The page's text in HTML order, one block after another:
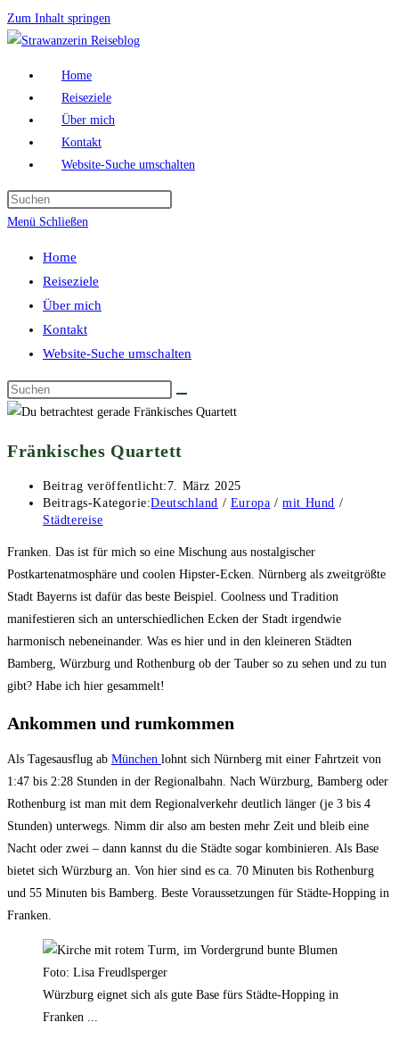
Zum Inhalt springen
Home
Reiseziele
Über mich
Kontakt
Website-Suche umschalten
Menü Schließen
Home
Reiseziele
Über mich
Kontakt
Website-Suche umschalten
Fränkisches Quartett
Beitrag veröffentlicht: 7. März 2025
Beitrags-Kategorie:Deutschland / Europa / mit Hund /
Städtereise
Franken. Das ist für mich so eine Mischung aus nostalgischer
Postkartenatmosphäre und coolen Hipster-Ecken. Nürnberg als zweitgrößte
Stadt Bayerns ist dafür das beste Beispiel. Coolness und Tradition
manifestieren sich an unterschiedlichen Ecken der Stadt irgendwie
harmonisch nebeneinander. Was es hier und in den kleineren Städten
Bamberg, Würzburg und Rothenburg ob der Tauber so zu sehen und zu tun
gibt? Habe ich hier gesammelt!
Ankommen und rumkommen
Als Tagesausflug ab München lohnt sich Nürnberg mit einer Fahrtzeit von
1:47 bis 2:28 Stunden in der Regionalbahn. Nach Würzburg, Bamberg oder
Rothenburg ist man mit dem Regionalverkehr deutlich länger (je 3 bis 4
Stunden) unterwegs. Nimm dir also am besten mehr Zeit und bleib eine
Nacht oder zwei – dann kannst du die Städte sogar kombinieren. Als Base
bietet sich Würzburg an. Von hier sind es ca. 70 Minuten bis Rothenburg
und 55 Minuten bis Bamberg. Beste Voraussetzungen für Städte-Hopping in
Franken.
Würzburg eignet sich als gute Base fürs Städte-Hopping in
Franken ...